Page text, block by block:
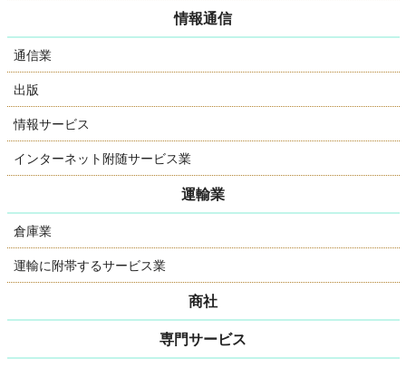
情報通信
通信業
出版
情報サービス
インターネット附随サービス業
運輸業
倉庫業
運輸に附帯するサービス業
商社
専門サービス